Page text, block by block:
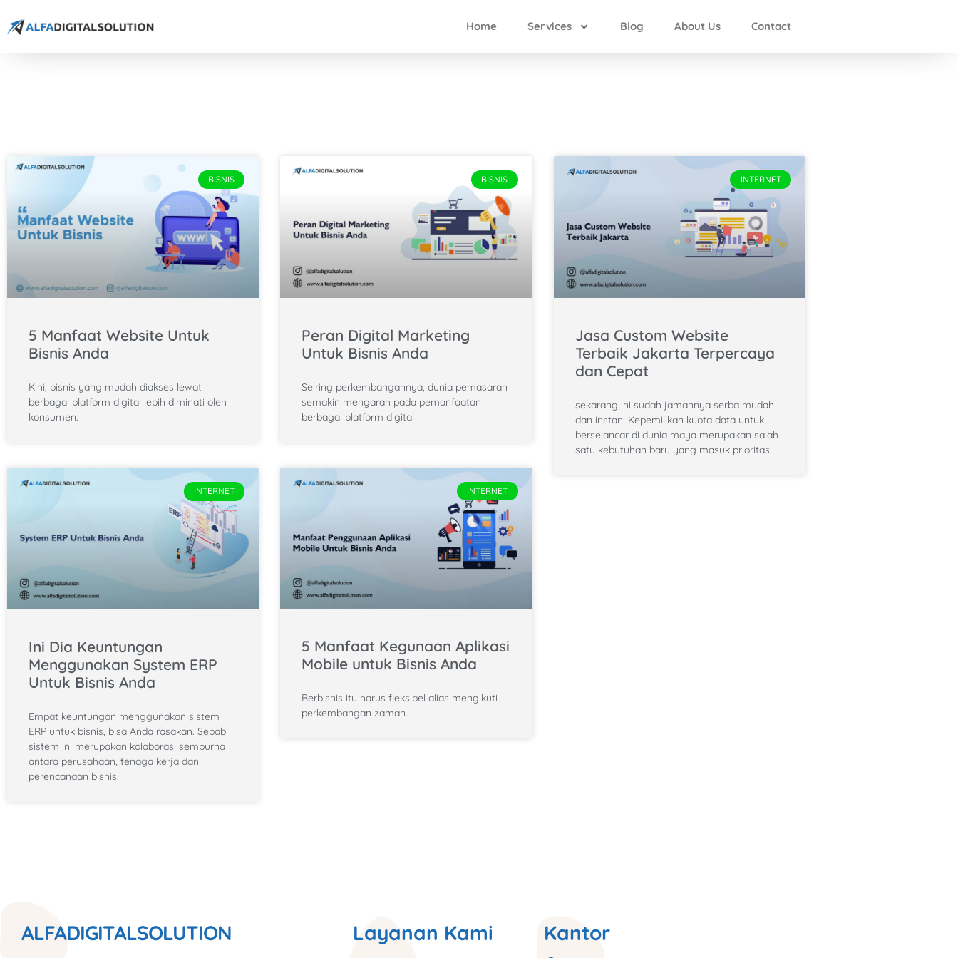
Home Services Blog About Us Contact
BISNIS
5 Manfaat Website Untuk
Bisnis Anda
Kini, bisnis yang mudah diakses lewat
berbagai platform digital lebih diminati oleh
konsumen.
BISNIS
Peran Digital Marketing
Untuk Bisnis Anda
Seiring perkembangannya, dunia pemasaran
semakin mengarah pada pemanfaatan
berbagai platform digital
INTERNET
Jasa Custom Website
Terbaik Jakarta Terpercaya
dan Cepat
sekarang ini sudah jamannya serba mudah
dan instan. Kepemilikan kuota data untuk
berselancar di dunia maya merupakan salah
satu kebutuhan baru yang masuk prioritas.
INTERNET
Ini Dia Keuntungan
Menggunakan System ERP
Untuk Bisnis Anda
Empat keuntungan menggunakan sistem
ERP untuk bisnis, bisa Anda rasakan. Sebab
sistem ini merupakan kolaborasi sempurna
antara perusahaan, tenaga kerja dan
perencanaan bisnis.
INTERNET
5 Manfaat Kegunaan Aplikasi
Mobile untuk Bisnis Anda
Berbisnis itu harus fleksibel alias mengikuti
perkembangan zaman.
ALFADIGITALSOLUTION Layanan Kami Kantor